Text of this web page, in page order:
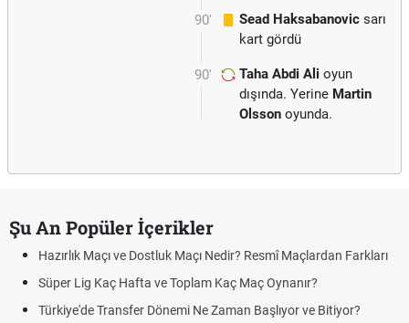
90' Sead Haksabanovic sarı
kart gördü
90' Taha Abdi Ali oyun
dışında. Yerine Martin
Olsson oyunda.
Şu An Popüler İçerikler
Hazırlık Maçı ve Dostluk Maçı Nedir? Resmî Maçlardan Farkları
Süper Lig Kaç Hafta ve Toplam Kaç Maç Oynanır?
Türkiye'de Transfer Dönemi Ne Zaman Başlıyor ve Bitiyor?